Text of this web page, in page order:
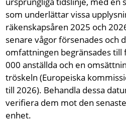
som underlättar vissa
räkenskapsåren 2025 och
senare vågor försenades och
omfattningen begränsades till
000 anställda och en
tröskeln (Europeiska
till 2026). Behandla dessa
verifiera dem mot den
enhet.